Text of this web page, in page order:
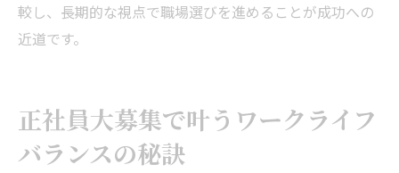
較し、長期的な視点で職場選びを進めることが成功への
近道です。
正社員大募集で叶うワークライフ
バランスの秘訣